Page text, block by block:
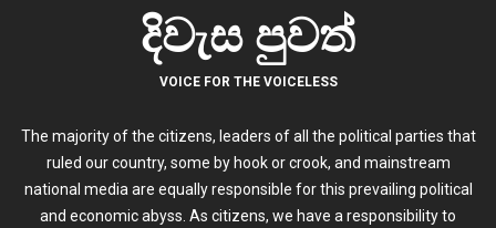
දිවැස පුවත්
VOICE FOR THE VOICELESS
The majority of the citizens, leaders of all the political parties that
ruled our country, some by hook or crook, and mainstream
national media are equally responsible for this prevailing political
and economic abyss. As citizens, we have a responsibility to